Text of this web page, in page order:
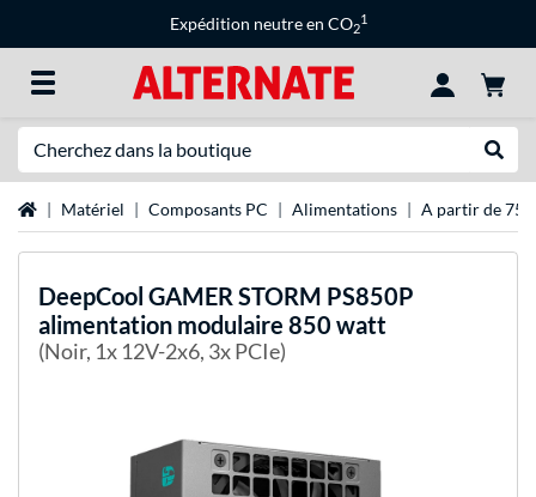
Expédition neutre en CO2
1
Page d'accueil
Matériel Composants PC Alimentations A partir de
DeepCool GAMER STORM PS850P
alimentation modulaire 850 watt
(Noir, 1x 12V-2x6, 3x PCIe)